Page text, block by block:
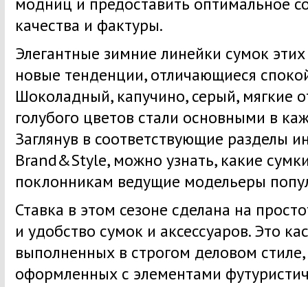
качества и фактуры.
Элегантные зимние линейки сумок
новые тенденции, отличающиеся
Шоколадный, капучино, серый, мягкие
голубого цветов стали основными в
Заглянув в соответствующие разделы
Brand&Style, можно узнать, какие
поклонникам ведущие модельеры
Ставка в этом сезоне сделана на
и удобство сумок и аксессуаров. Это
выполненных в строгом деловом
оформленных с элементами